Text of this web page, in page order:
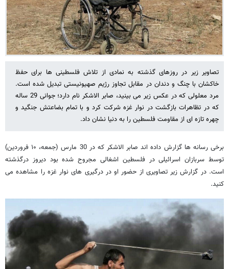
تصاویر زیر در روزهای گذشته به نمادی از تلاش فلسطینی ها برای حفظ
خاکشان با چنگ و دندان در مقابل تجاوز رژیم صهیونیستی تبدیل شده است.
مرد معلولی که در عکس زیر می بینید، صابر الاشکر نام دارد؛ جوانی 29 ساله
که در تظاهرات بازگشت در نوار غزه شرکت کرد و با تمام بضاعتش جنگید و
چهره تازه ای از مقاومت فلسطین را به دنیا نشان داد.
برخی رسانه ها گزارش داده اند صابر الاشکر که در 30 مارس (جمعه، ۱۰ فروردین)
توسط سربازان اسرائیلی در فلسطین اشغالی مجروح شده بود دیروز درگذشته
است. در گزارش زیر تصاویری از حضور او در درگیری های نوار غزه را مشاهده می
کنید.